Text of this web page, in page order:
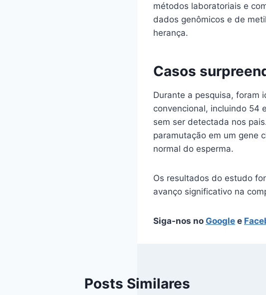
métodos laboratoriais e
dados genômicos e de
herança.
Casos
Durante a pesquisa, foram
convencional, incluindo 54
sem ser detectada nos
paramutação em um gene
normal do esperma.
Os resultados do estudo
avanço significativo na
Siga-nos no Google e
Posts Similares